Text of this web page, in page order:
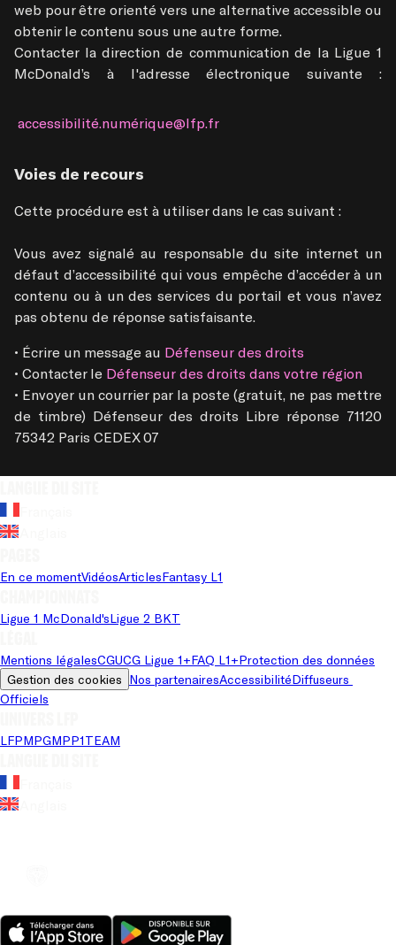
web pour être orienté vers une alternative accessible ou
obtenir le contenu sous une autre forme.
Contacter la direction de communication de la Ligue 1
McDonald’s à l'adresse électronique suivante :
accessibilité.numérique@lfp.fr
Voies de recours
Cette procédure est à utiliser dans le cas suivant :
Vous avez signalé au responsable du site internet un
défaut d’accessibilité qui vous empêche d’accéder à un
contenu ou à un des services du portail et vous n’avez
pas obtenu de réponse satisfaisante.
• Écrire un message au Défenseur des droits
• Contacter le
• Envoyer un courrier par la poste (gratuit, ne pas mettre
de timbre) Défenseur des droits Libre réponse 71120
75342 Paris CEDEX 07
En ce momentVidéosArticlesFantasy L1
Ligue 1 McDonald'sLigue 2 BKT
Mentions légalesCGUCG Ligue 1+FAQ L1+Protection des données
Gestion des cookies Nos partenairesAccessibilitéDiffuseurs
Officiels
LFPMPGMPP1TEAM